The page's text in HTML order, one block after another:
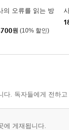
의 오류를 읽는 방
원 (10% 할인)
다. 독자들에게 전하
에 게재됩니다.